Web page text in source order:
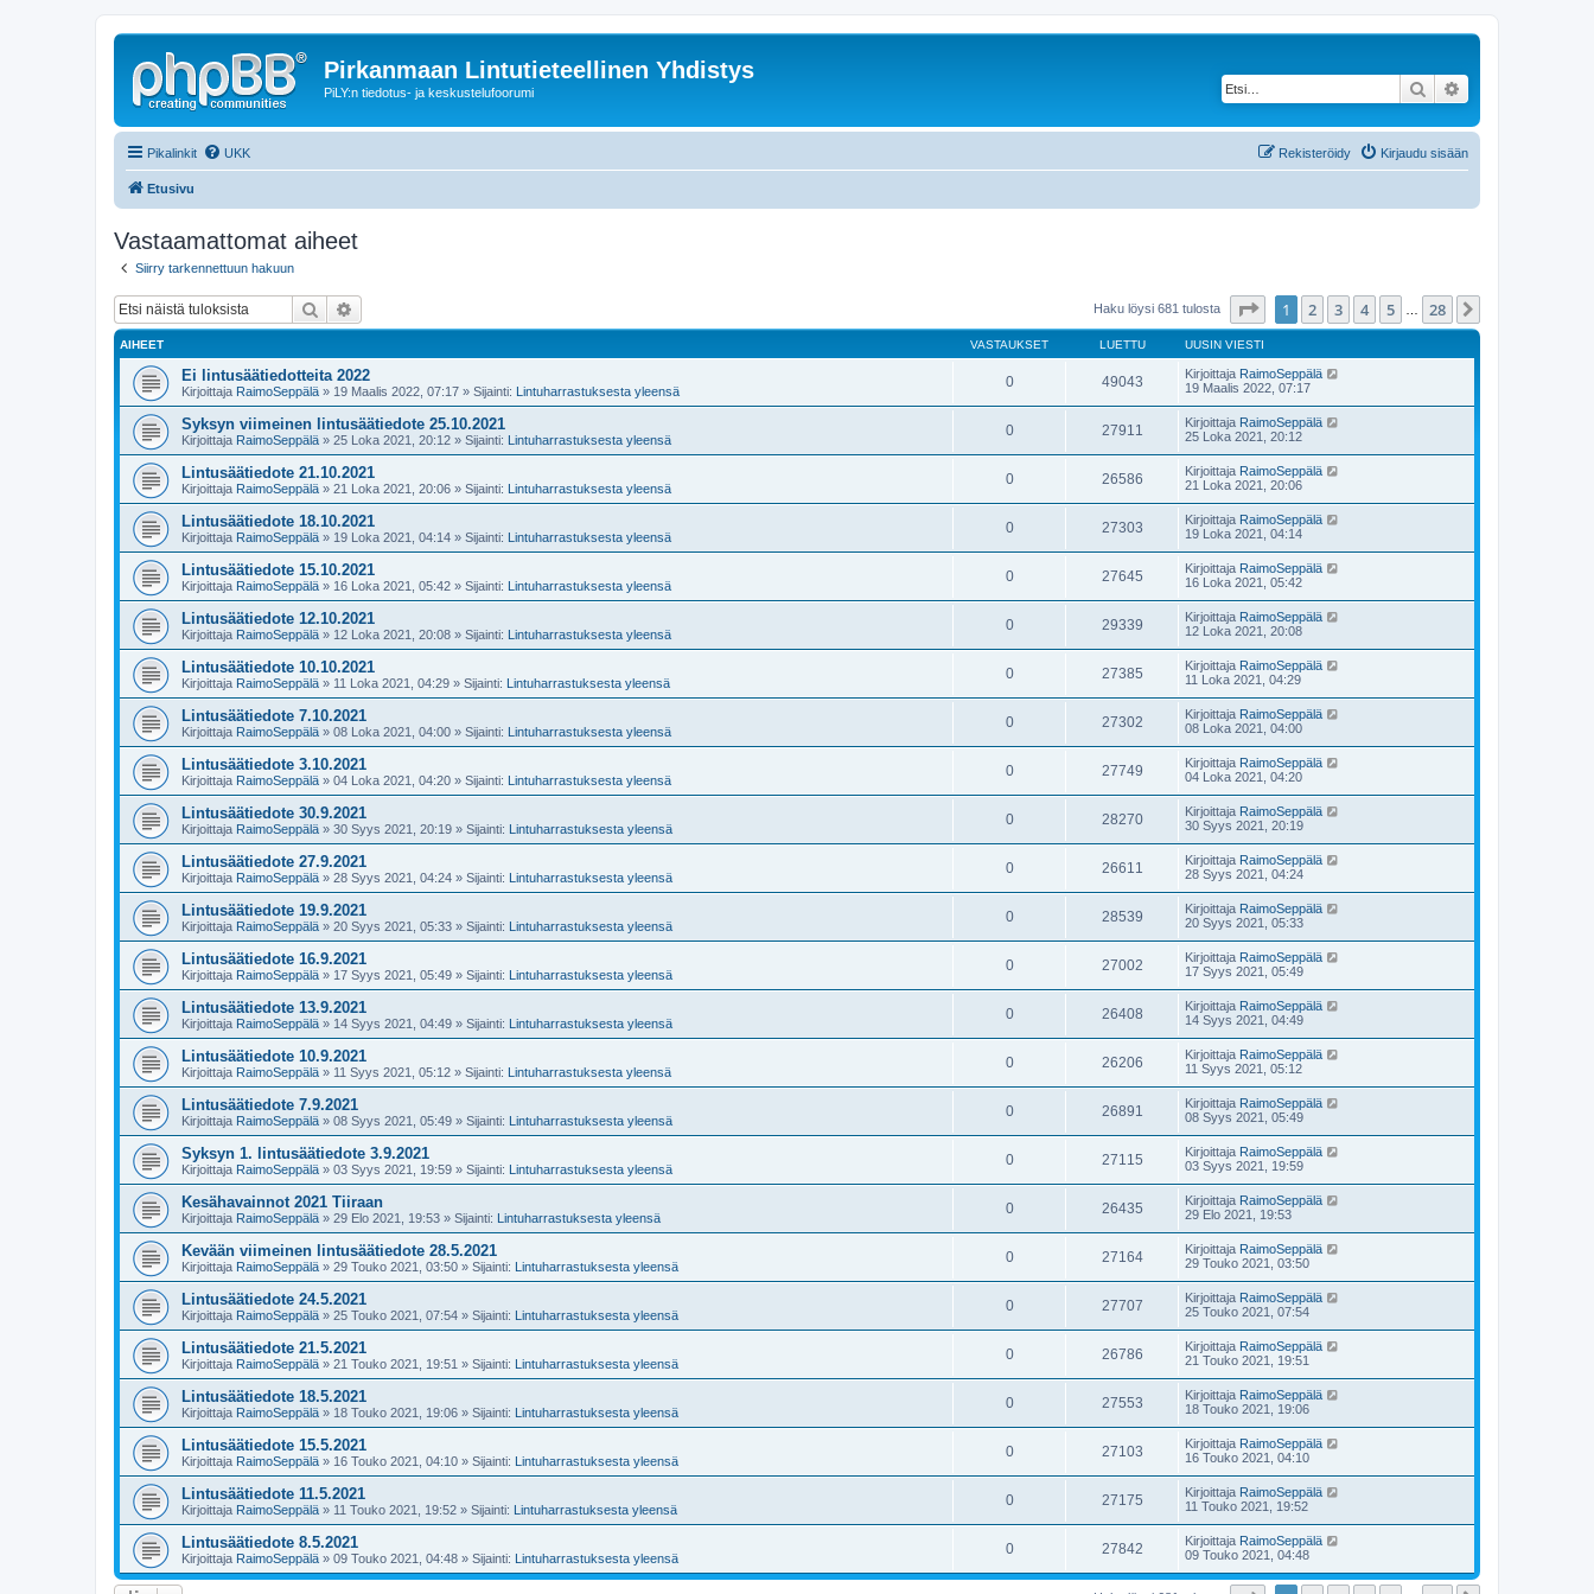
Pirkanmaan Lintutieteellinen Yhdistys
PiLY:n tiedotus- ja keskustelufoorumi Etsi
Pikalinkit UKK Kirjaudu sisään
Rekisteröidy
Etusivu
Vastaamattomat aiheet
Siirry tarkennettuun hakuun
Etsi Haku löysi 681 tulosta Sivu 28
1 2 3 4 5 28
AIHEET VASTAUKSET LUETTU UUSIN VIESTI
Ei lintusäätiedotteita 2022
Kirjoittaja RaimoSeppälä » 19 Maalis 2022, 07:17 » Sijainti: Lintuharrastuksesta yleensä
0 49043 Kirjoittaja RaimoSeppälä
19 Maalis 2022, 07:17
Syksyn viimeinen lintusäätiedote 25.10.2021
Kirjoittaja RaimoSeppälä » 25 Loka 2021, 20:12 » Sijainti: Lintuharrastuksesta yleensä
0 27911 Kirjoittaja RaimoSeppälä
25 Loka 2021, 20:12
Lintusäätiedote 21.10.2021
Kirjoittaja RaimoSeppälä » 21 Loka 2021, 20:06 » Sijainti: Lintuharrastuksesta yleensä
0 26586 Kirjoittaja RaimoSeppälä
21 Loka 2021, 20:06
Lintusäätiedote 18.10.2021
Kirjoittaja RaimoSeppälä » 19 Loka 2021, 04:14 » Sijainti: Lintuharrastuksesta yleensä
0 27303 Kirjoittaja RaimoSeppälä
19 Loka 2021, 04:14
Lintusäätiedote 15.10.2021
Kirjoittaja RaimoSeppälä » 16 Loka 2021, 05:42 » Sijainti: Lintuharrastuksesta yleensä
0 27645 Kirjoittaja RaimoSeppälä
16 Loka 2021, 05:42
Lintusäätiedote 12.10.2021
Kirjoittaja RaimoSeppälä » 12 Loka 2021, 20:08 » Sijainti: Lintuharrastuksesta yleensä
0 29339 Kirjoittaja RaimoSeppälä
12 Loka 2021, 20:08
Lintusäätiedote 10.10.2021
Kirjoittaja RaimoSeppälä » 11 Loka 2021, 04:29 » Sijainti: Lintuharrastuksesta yleensä
0 27385 Kirjoittaja RaimoSeppälä
11 Loka 2021, 04:29
Lintusäätiedote 7.10.2021
Kirjoittaja RaimoSeppälä » 08 Loka 2021, 04:00 » Sijainti: Lintuharrastuksesta yleensä
0 27302 Kirjoittaja RaimoSeppälä
08 Loka 2021, 04:00
Lintusäätiedote 3.10.2021
Kirjoittaja RaimoSeppälä » 04 Loka 2021, 04:20 » Sijainti: Lintuharrastuksesta yleensä
0 27749 Kirjoittaja RaimoSeppälä
04 Loka 2021, 04:20
Lintusäätiedote 30.9.2021
Kirjoittaja RaimoSeppälä » 30 Syys 2021, 20:19 » Sijainti: Lintuharrastuksesta yleensä
0 28270 Kirjoittaja RaimoSeppälä
30 Syys 2021, 20:19
Lintusäätiedote 27.9.2021
Kirjoittaja RaimoSeppälä » 28 Syys 2021, 04:24 » Sijainti: Lintuharrastuksesta yleensä
0 26611 Kirjoittaja RaimoSeppälä
28 Syys 2021, 04:24
Lintusäätiedote 19.9.2021
Kirjoittaja RaimoSeppälä » 20 Syys 2021, 05:33 » Sijainti: Lintuharrastuksesta yleensä
0 28539 Kirjoittaja RaimoSeppälä
20 Syys 2021, 05:33
Lintusäätiedote 16.9.2021
Kirjoittaja RaimoSeppälä » 17 Syys 2021, 05:49 » Sijainti: Lintuharrastuksesta yleensä
0 27002 Kirjoittaja RaimoSeppälä
17 Syys 2021, 05:49
Lintusäätiedote 13.9.2021
Kirjoittaja RaimoSeppälä » 14 Syys 2021, 04:49 » Sijainti: Lintuharrastuksesta yleensä
0 26408 Kirjoittaja RaimoSeppälä
14 Syys 2021, 04:49
Lintusäätiedote 10.9.2021
Kirjoittaja RaimoSeppälä » 11 Syys 2021, 05:12 » Sijainti: Lintuharrastuksesta yleensä
0 26206 Kirjoittaja RaimoSeppälä
11 Syys 2021, 05:12
Lintusäätiedote 7.9.2021
Kirjoittaja RaimoSeppälä » 08 Syys 2021, 05:49 » Sijainti: Lintuharrastuksesta yleensä
0 26891 Kirjoittaja RaimoSeppälä
08 Syys 2021, 05:49
Syksyn 1. lintusäätiedote 3.9.2021
Kirjoittaja RaimoSeppälä » 03 Syys 2021, 19:59 » Sijainti: Lintuharrastuksesta yleensä
0 27115 Kirjoittaja RaimoSeppälä
03 Syys 2021, 19:59
Kesähavainnot 2021 Tiiraan
Kirjoittaja RaimoSeppälä » 29 Elo 2021, 19:53 » Sijainti: Lintuharrastuksesta yleensä
0 26435 Kirjoittaja RaimoSeppälä
29 Elo 2021, 19:53
Kevään viimeinen lintusäätiedote 28.5.2021
Kirjoittaja RaimoSeppälä » 29 Touko 2021, 03:50 » Sijainti: Lintuharrastuksesta yleensä
0 27164 Kirjoittaja RaimoSeppälä
29 Touko 2021, 03:50
Lintusäätiedote 24.5.2021
Kirjoittaja RaimoSeppälä » 25 Touko 2021, 07:54 » Sijainti: Lintuharrastuksesta yleensä
0 27707 Kirjoittaja RaimoSeppälä
25 Touko 2021, 07:54
Lintusäätiedote 21.5.2021
Kirjoittaja RaimoSeppälä » 21 Touko 2021, 19:51 » Sijainti: Lintuharrastuksesta yleensä
0 26786 Kirjoittaja RaimoSeppälä
21 Touko 2021, 19:51
Lintusäätiedote 18.5.2021
Kirjoittaja RaimoSeppälä » 18 Touko 2021, 19:06 » Sijainti: Lintuharrastuksesta yleensä
0 27553 Kirjoittaja RaimoSeppälä
18 Touko 2021, 19:06
Lintusäätiedote 15.5.2021
Kirjoittaja RaimoSeppälä » 16 Touko 2021, 04:10 » Sijainti: Lintuharrastuksesta yleensä
0 27103 Kirjoittaja RaimoSeppälä
16 Touko 2021, 04:10
Lintusäätiedote 11.5.2021
Kirjoittaja RaimoSeppälä » 11 Touko 2021, 19:52 » Sijainti: Lintuharrastuksesta yleensä
0 27175 Kirjoittaja RaimoSeppälä
11 Touko 2021, 19:52
Lintusäätiedote 8.5.2021
Kirjoittaja RaimoSeppälä » 09 Touko 2021, 04:48 » Sijainti: Lintuharrastuksesta yleensä
0 27842 Kirjoittaja RaimoSeppälä
09 Touko 2021, 04:48